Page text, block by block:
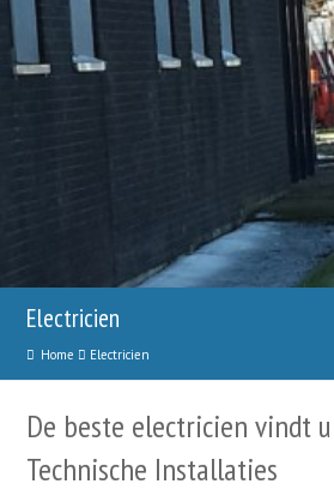
Electricien
Home Electricien
De beste electricien vindt
Technische Installaties